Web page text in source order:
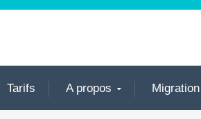
Tarifs A propos